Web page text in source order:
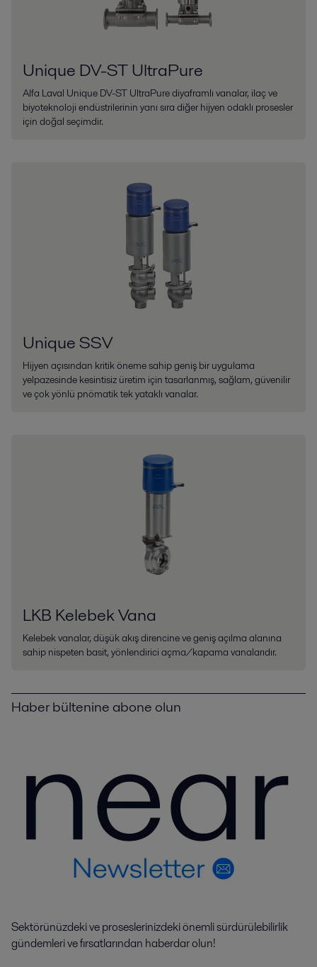
Unique DV-ST UltraPure
Alfa Laval Unique DV-ST UltraPure diyaframlı vanalar, ilaç ve
biyoteknoloji endüstrilerinin yanı sıra diğer hijyen odaklı prosesler
için doğal seçimdir.
Unique SSV
Hijyen açısından kritik öneme sahip geniş bir uygulama
yelpazesinde kesintisiz üretim için tasarlanmış, sağlam, güvenilir
ve çok yönlü pnömatik tek yataklı vanalar.
LKB Kelebek Vana
Kelebek vanalar, düşük akış direncine ve geniş açılma alanına
sahip nispeten basit, yönlendirici açma/kapama vanalarıdır.
Haber bültenine abone olun
Sektörünüzdeki ve proseslerinizdeki önemli sürdürülebilirlik
gündemleri ve fırsatlarından haberdar olun!